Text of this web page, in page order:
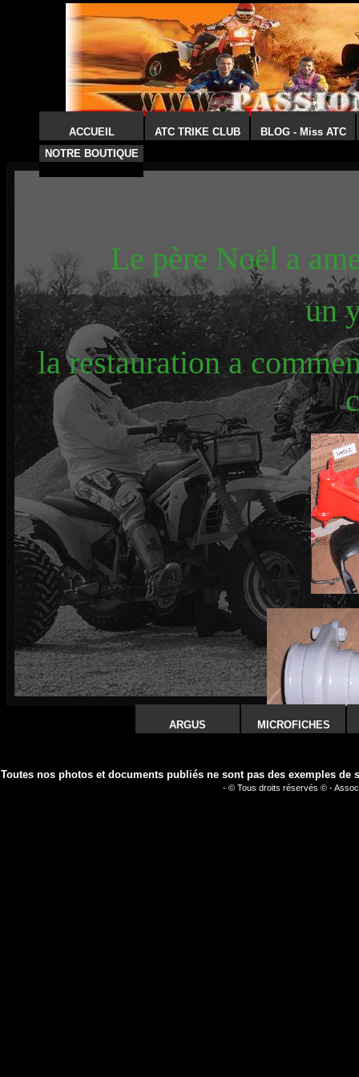
Le père Noël a
un
la restauration a
ACCUEIL ATC TRIKE CLUB
BLOG - Miss ATC
NOTRE BOUTIQUE
ARGUS MICROFICHES
Toutes nos photos et documents publiés ne sont pas des exemples
- © Tous droits réservés © -